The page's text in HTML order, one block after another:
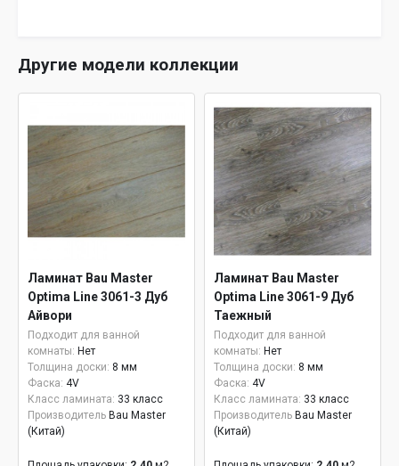
Другие модели коллекции
Ламинат Bau Master
Optima Line 3061-3 Дуб
Айвори
Подходит для ванной
комнаты: Нет
Толщина доски: 8 мм
Фаска: 4V
Класс ламината: 33 класс
Производитель Bau Master
(Китай)
Ламинат Bau Master
Optima Line 3061-9 Дуб
Таежный
Подходит для ванной
комнаты: Нет
Толщина доски: 8 мм
Фаска: 4V
Класс ламината: 33 класс
Производитель Bau Master
(Китай)